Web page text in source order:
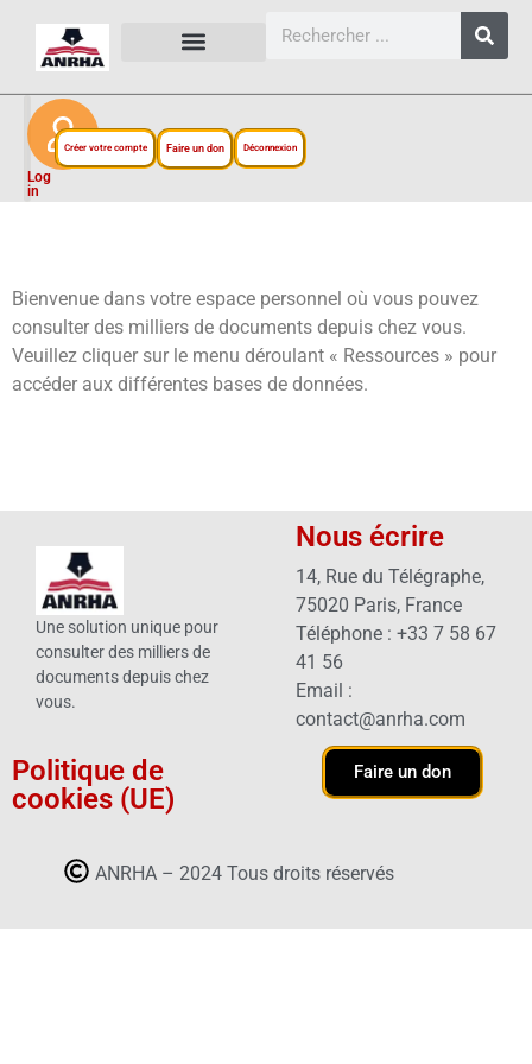
Log
in
Créer votre compte Faire un don Déconnexion
Bienvenue dans votre espace personnel où vous pouvez
consulter des milliers de documents depuis chez vous.
Veuillez cliquer sur le menu déroulant « Ressources » pour
accéder aux différentes bases de données.
Une solution unique pour
consulter des milliers de
documents depuis chez
vous.
Politique de
cookies (UE)
Nous écrire
14, Rue du Télégraphe,
75020 Paris, France
Téléphone : +33 7 58 67
41 56
Email :
contact@anrha.com
Faire un don
ANRHA – 2024 Tous droits réservés